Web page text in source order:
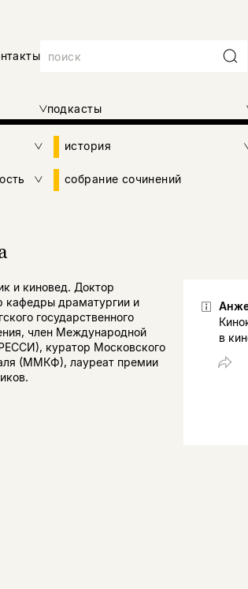
подкасты
история
собрание сочинений
и киновед. Доктор
кафедры драматургии и
государственного
член Международной
куратор Московского
(ММКФ), лауреат премии
в